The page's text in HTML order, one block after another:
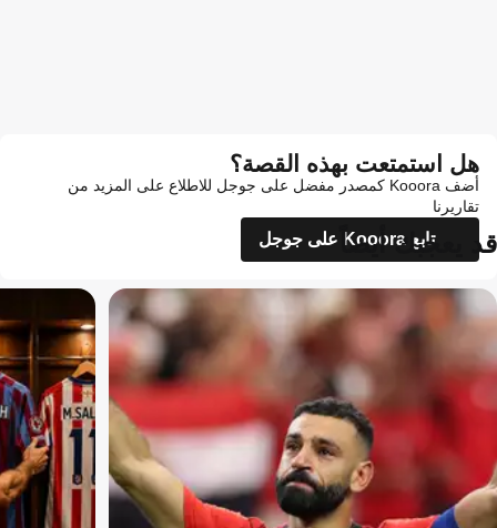
هل استمتعت بهذه القصة؟
أضف Kooora كمصدر مفضل على جوجل للاطلاع على المزيد من
تقاريرنا
تابع Kooora على جوجل
قد يعجبك أيضاً